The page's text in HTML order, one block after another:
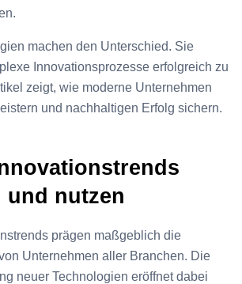
machen den Unterschied. Sie
Innovationsprozesse erfolgreich zu
zeigt, wie moderne Unternehmen
und nachhaltigen Erfolg sichern.
und nutzen
prägen maßgeblich die
Unternehmen aller Branchen. Die
neuer Technologien eröffnet dabei